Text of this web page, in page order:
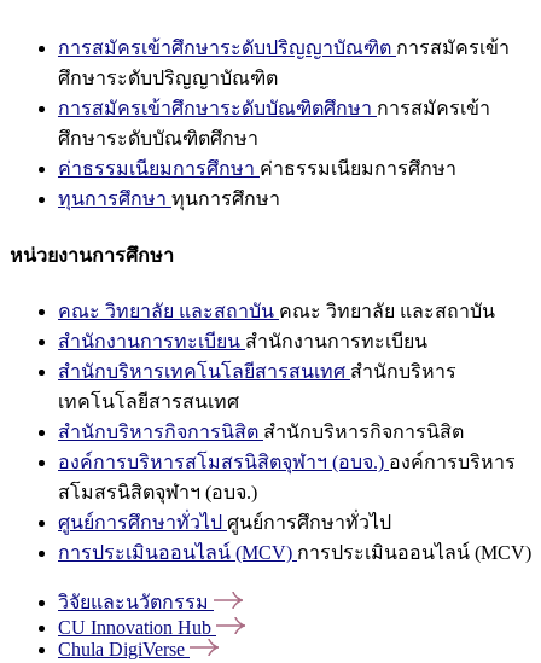
การสมัครเข้าศึกษาระดับปริญญาบัณฑิต การสมัครเข้า
ศึกษาระดับปริญญาบัณฑิต
การสมัครเข้าศึกษาระดับบัณฑิตศึกษา การสมัครเข้า
ศึกษาระดับบัณฑิตศึกษา
ค่าธรรมเนียมการศึกษา ค่าธรรมเนียมการศึกษา
ทุนการศึกษา ทุนการศึกษา
หน่วยงานการศึกษา
คณะ วิทยาลัย และสถาบัน คณะ วิทยาลัย และสถาบัน
สำนักงานการทะเบียน สำนักงานการทะเบียน
สำนักบริหารเทคโนโลยีสารสนเทศ สำนักบริหาร
เทคโนโลยีสารสนเทศ
สำนักบริหารกิจการนิสิต สำนักบริหารกิจการนิสิต
องค์การบริหารสโมสรนิสิตจุฬาฯ (อบจ.) องค์การบริหาร
สโมสรนิสิตจุฬาฯ (อบจ.)
ศูนย์การศึกษาทั่วไป ศูนย์การศึกษาทั่วไป
การประเมินออนไลน์ (MCV) การประเมินออนไลน์ (MCV)
วิจัยและนวัตกรรม
CU Innovation Hub
Chula DigiVerse